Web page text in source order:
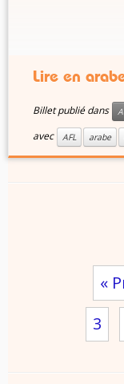
Lire en
Billet publié dans
avec
AFL arabe
«
3